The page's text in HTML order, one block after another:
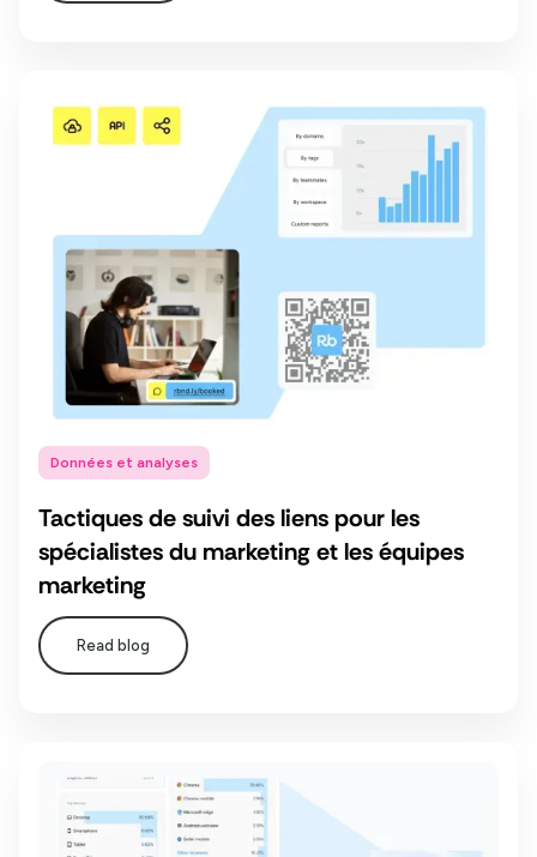
Données et analyses
Tactiques de suivi des liens pour les
spécialistes du marketing et les équipes
marketing
Read blog